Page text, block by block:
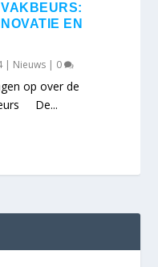
EN
| Nieuws | 0
op over de
De...